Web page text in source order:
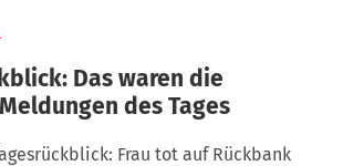
Das waren die
des Tages
Frau tot auf Rückbank